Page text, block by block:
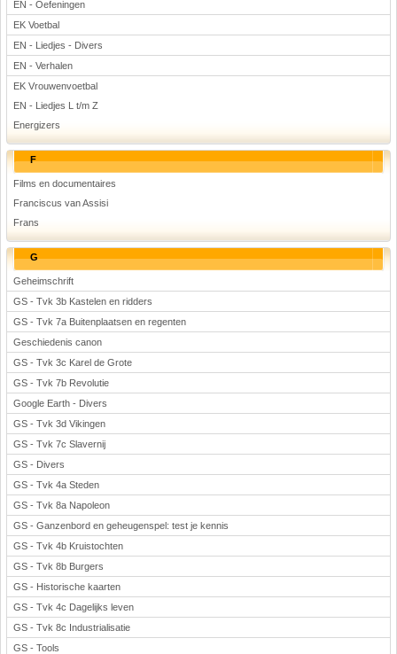
EN - Oefeningen
EK Voetbal
EN - Liedjes - Divers
EN - Verhalen
EK Vrouwenvoetbal
EN - Liedjes L t/m Z
Energizers
F
Films en documentaires
Franciscus van Assisi
Frans
G
Geheimschrift
GS - Tvk 3b Kastelen en ridders
GS - Tvk 7a Buitenplaatsen en regenten
Geschiedenis canon
GS - Tvk 3c Karel de Grote
GS - Tvk 7b Revolutie
Google Earth - Divers
GS - Tvk 3d Vikingen
GS - Tvk 7c Slavernij
GS - Divers
GS - Tvk 4a Steden
GS - Tvk 8a Napoleon
GS - Ganzenbord en geheugenspel: test je kennis
GS - Tvk 4b Kruistochten
GS - Tvk 8b Burgers
GS - Historische kaarten
GS - Tvk 4c Dagelijks leven
GS - Tvk 8c Industrialisatie
GS - Tools